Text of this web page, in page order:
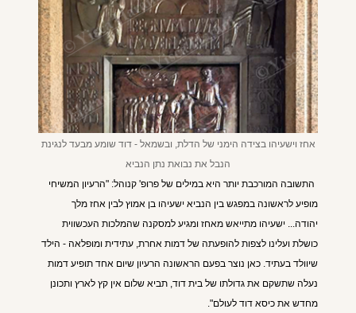
אחז וישעיהו בצידה הימני של הדלת, ובשמאל - דוד שומע מבעד לנגינת
הנבל את נבואת נתן הנביא
התשובה המורכבת יותר היא במילים של פרופ' קנוהל: "הרעיון המשיחי
מופיע לראשונה במפגש בין הנביא ישעיהו בן אמוץ לבין אחז מלך
יהודה... ישעיהו מתייאש מאחז ומגיע למסקנה שהמלכות העכשווית
כושלת ועלינו לצפות להופעתה של דמות אחרת, עתידית ומופלאה - הילד
שיוולד בעתיד. כאן נוצר בפעם הראשונה הרעיון שיום אחד תופיע דמות
נעלה שתשקם את גדולתו של בית דוד, תביא שלום אין קץ לארץ ותכונן
מחדש את כיסא דוד לעולם".